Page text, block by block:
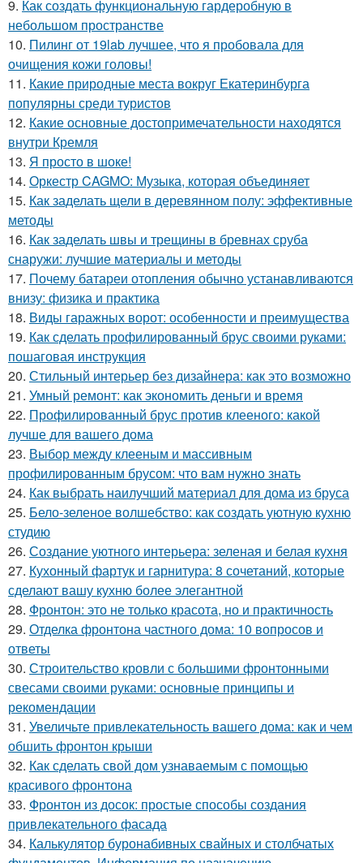
9. Как создать функциональную гардеробную в
небольшом пространстве
10. Пилинг от 19lab лучшее, что я пробовала для
очищения кожи головы!
11. Какие природные места вокруг Екатеринбурга
популярны среди туристов
12. Какие основные достопримечательности находятся
внутри Кремля
13. Я просто в шоке!
14. Оркестр CAGMO: Музыка, которая объединяет
15. Как заделать щели в деревянном полу: эффективные
методы
16. Как заделать швы и трещины в бревнах сруба
снаружи: лучшие материалы и методы
17. Почему батареи отопления обычно устанавливаются
внизу: физика и практика
18. Виды гаражных ворот: особенности и преимущества
19. Как сделать профилированный брус своими руками:
пошаговая инструкция
20. Стильный интерьер без дизайнера: как это возможно
21. Умный ремонт: как экономить деньги и время
22. Профилированный брус против клееного: какой
лучше для вашего дома
23. Выбор между клееным и массивным
профилированным брусом: что вам нужно знать
24. Как выбрать наилучший материал для дома из бруса
25. Бело-зеленое волшебство: как создать уютную кухню
студию
26. Создание уютного интерьера: зеленая и белая кухня
27. Кухонный фартук и гарнитура: 8 сочетаний, которые
сделают вашу кухню более элегантной
28. Фронтон: это не только красота, но и практичность
29. Отделка фронтона частного дома: 10 вопросов и
ответы
30. Строительство кровли с большими фронтонными
свесами своими руками: основные принципы и
рекомендации
31. Увеличьте привлекательность вашего дома: как и чем
обшить фронтон крыши
32. Как сделать свой дом узнаваемым с помощью
красивого фронтона
33. Фронтон из досок: простые способы создания
привлекательного фасада
34. Калькулятор буронабивных свайных и столбчатых